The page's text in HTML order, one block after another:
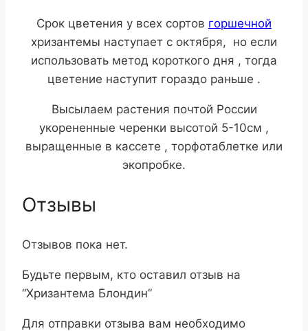
Срок цветения у всех сортов горшечной
хризантемы наступает с октября, но если
использовать метод короткого дня , тогда
цветение наступит гораздо раньше .
Высылаем растения почтой России
укорененные черенки высотой 5-10см ,
выращенные в кассете , торфотаблетке или
экопробке.
Отзывы
Отзывов пока нет.
Будьте первым, кто оставил отзыв на
“Хризантема Блондин”
Для отправки отзыва вам необходимо